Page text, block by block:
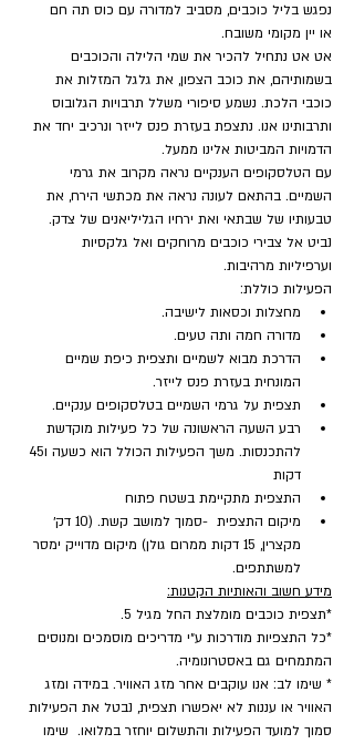
נפגש בליל כוכבים, מסביב למדורה עם כוס תה חם
או יין מקומי משובח.
אט אט נתחיל להכיר את שמי הלילה והכוכבים
בשמותיהם, את כוכב הצפון, את גלגל המזלות את
כוכבי הלכת. נשמע סיפורי משלל תרבויות הגלובוס
ותרבותינו אנו. נתצפת בעזרת פנס לייזר ונרכיב יחד את
הדמויות המביטות אלינו ממעל.
עם הטלסקופים הענקיים נראה מקרוב את גרמי
השמיים. בהתאם לעונה נראה את מכתשי הירח, את
טבעותיו של שבתאי ואת ירחיו הגליליאנים של צדק.
נביט אל צבירי כוכבים מרוחקים ואל גלקסיות
וערפיליות מרהיבות.
הפעילות כוללת:
מחצלות וכסאות לישיבה.
מדורה חמה ותה טעים.
הדרכת מבוא לשמיים ותצפית כיפת שמיים
המונחית בעזרת פנס לייזר.
תצפית על גרמי השמיים בטלסקופים ענקיים.
רבע השעה הראשונה של כל פעילות מוקדשת
דקות
התצפית מתקיימת בשטח פתוח
מיקום התצפית  -סמוך למושב קשת. (10 דק׳
מקצרין, 15 דקות ממרום גולן) מיקום מדוייק ימסר
למשתתפים.
מידע חשוב והאותיות הקטנות:
*תצפית כוכבים מומלצת החל מגיל 5.
*כל התצפיות מודרכות ע״י מדריכים מוסמכים ומנוסים
המתמחים גם באסטרונומיה.
* שימו לב: אנו עוקבים אחר מזג האוויר. במידה ומזג
האוויר או עננות לא יאפשרו תצפית, נבטל את הפעילות
סמוך למועד הפעילות והתשלום יוחזר במלואו.  שימו